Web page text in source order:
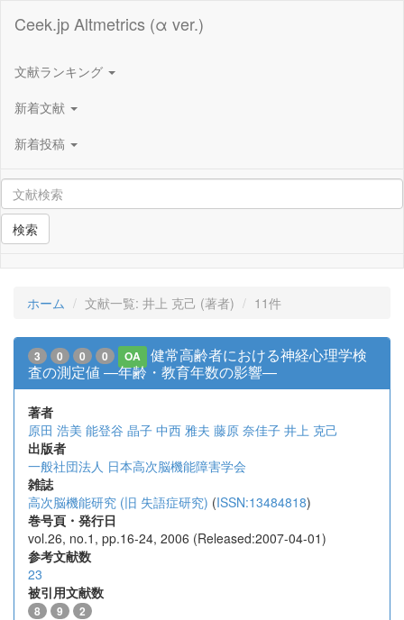
Ceek.jp Altmetrics (α ver.)
文献ランキング
新着文献
新着投稿
検索
ホーム 文献一覧: 井上 克己 (著者) 11件
3 0 0 0 OA
健常高齢者における神経心理学検
査の測定値 ―年齢・教育年数の影響―
著者
原田 浩美 能登谷 晶子 中西 雅夫 藤原 奈佳子 井上 克己
出版者
一般社団法人 日本高次脳機能障害学会
雑誌
高次脳機能研究 (旧 失語症研究) (ISSN:13484818)
巻号頁・発行日
vol.26, no.1, pp.16-24, 2006 (Released:2007-04-01)
参考文献数
23
被引用文献数
8 9 2